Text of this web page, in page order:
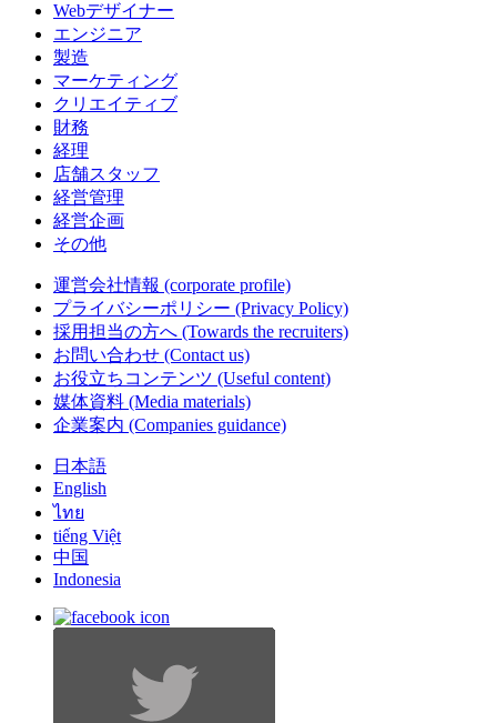
Webデザイナー
エンジニア
製造
マーケティング
クリエイティブ
財務
経理
店舗スタッフ
経営管理
経営企画
その他
運営会社情報 (corporate profile)
プライバシーポリシー (Privacy Policy)
採用担当の方へ (Towards the recruiters)
お問い合わせ (Contact us)
お役立ちコンテンツ (Useful content)
媒体資料 (Media materials)
企業案内 (Companies guidance)
日本語
English
ไทย
tiếng Việt
中国
Indonesia